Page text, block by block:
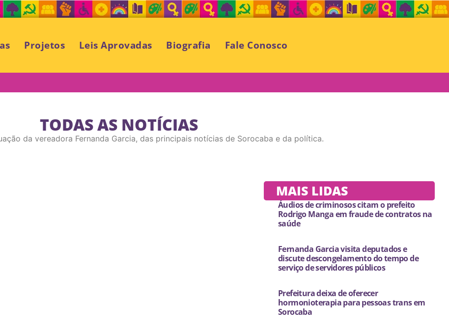
Projetos Leis Aprovadas Biografia Fale Conosco
TODAS AS NOTÍCIAS
da vereadora Fernanda Garcia, das principais notícias de Sorocaba e da política.
MAIS LIDAS
Áudios de criminosos citam o prefeito
Rodrigo Manga em fraude de contratos na
saúde
Fernanda Garcia visita deputados e
discute descongelamento do tempo de
serviço de servidores públicos
Prefeitura deixa de oferecer
hormonioterapia para pessoas trans em
Sorocaba